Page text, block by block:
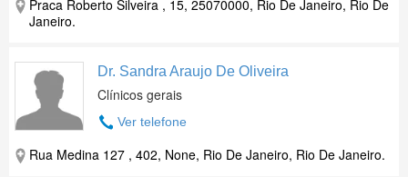
Praca Roberto Silveira , 15, 25070000, Rio De Janeiro, Rio De
Janeiro.
Dr. Sandra Araujo De Oliveira
Clínicos gerais
Ver telefone
Rua Medina 127 , 402, None, Rio De Janeiro, Rio De Janeiro.